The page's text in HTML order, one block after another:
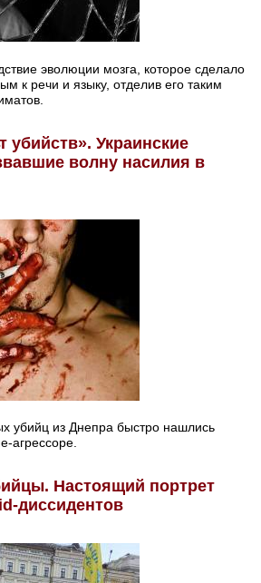
эволюции мозга, которое сделало
к речи и языку, отделив его таким
убийств». Украинские
волну насилия в
убийц из Днепра быстро нашлись
агрессоре.
Настоящий портрет
диссидентов